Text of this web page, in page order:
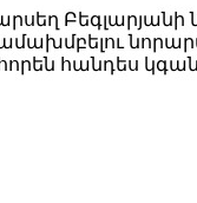
համախմբելու
հանդես